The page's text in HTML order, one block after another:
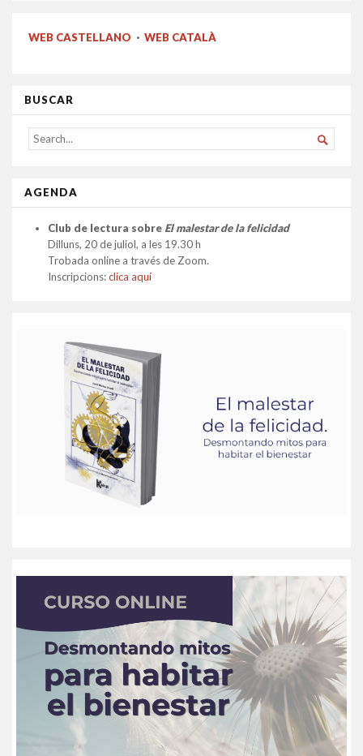
WEB CASTELLANO · WEB CATALÀ
BUSCAR
SEARCH
FOR...

AGENDA
Club de lectura sobre El malestar de la felicidad
Dilluns, 20 de juliol, a les 19.30 h
Trobada online a través de Zoom.
Inscripcions:clica aquí